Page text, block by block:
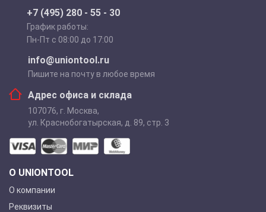
+7 (495) 280 - 55 - 30
График работы:
Пн-Пт с 08:00 до 17:00
info@uniontool.ru
Пишите на почту в любое время
Адрес офиса и склада
107076, г. Москва,
ул. Краснобогатырская, д. 89, стр. 3
О UNIONTOOL
О компании
Реквизиты